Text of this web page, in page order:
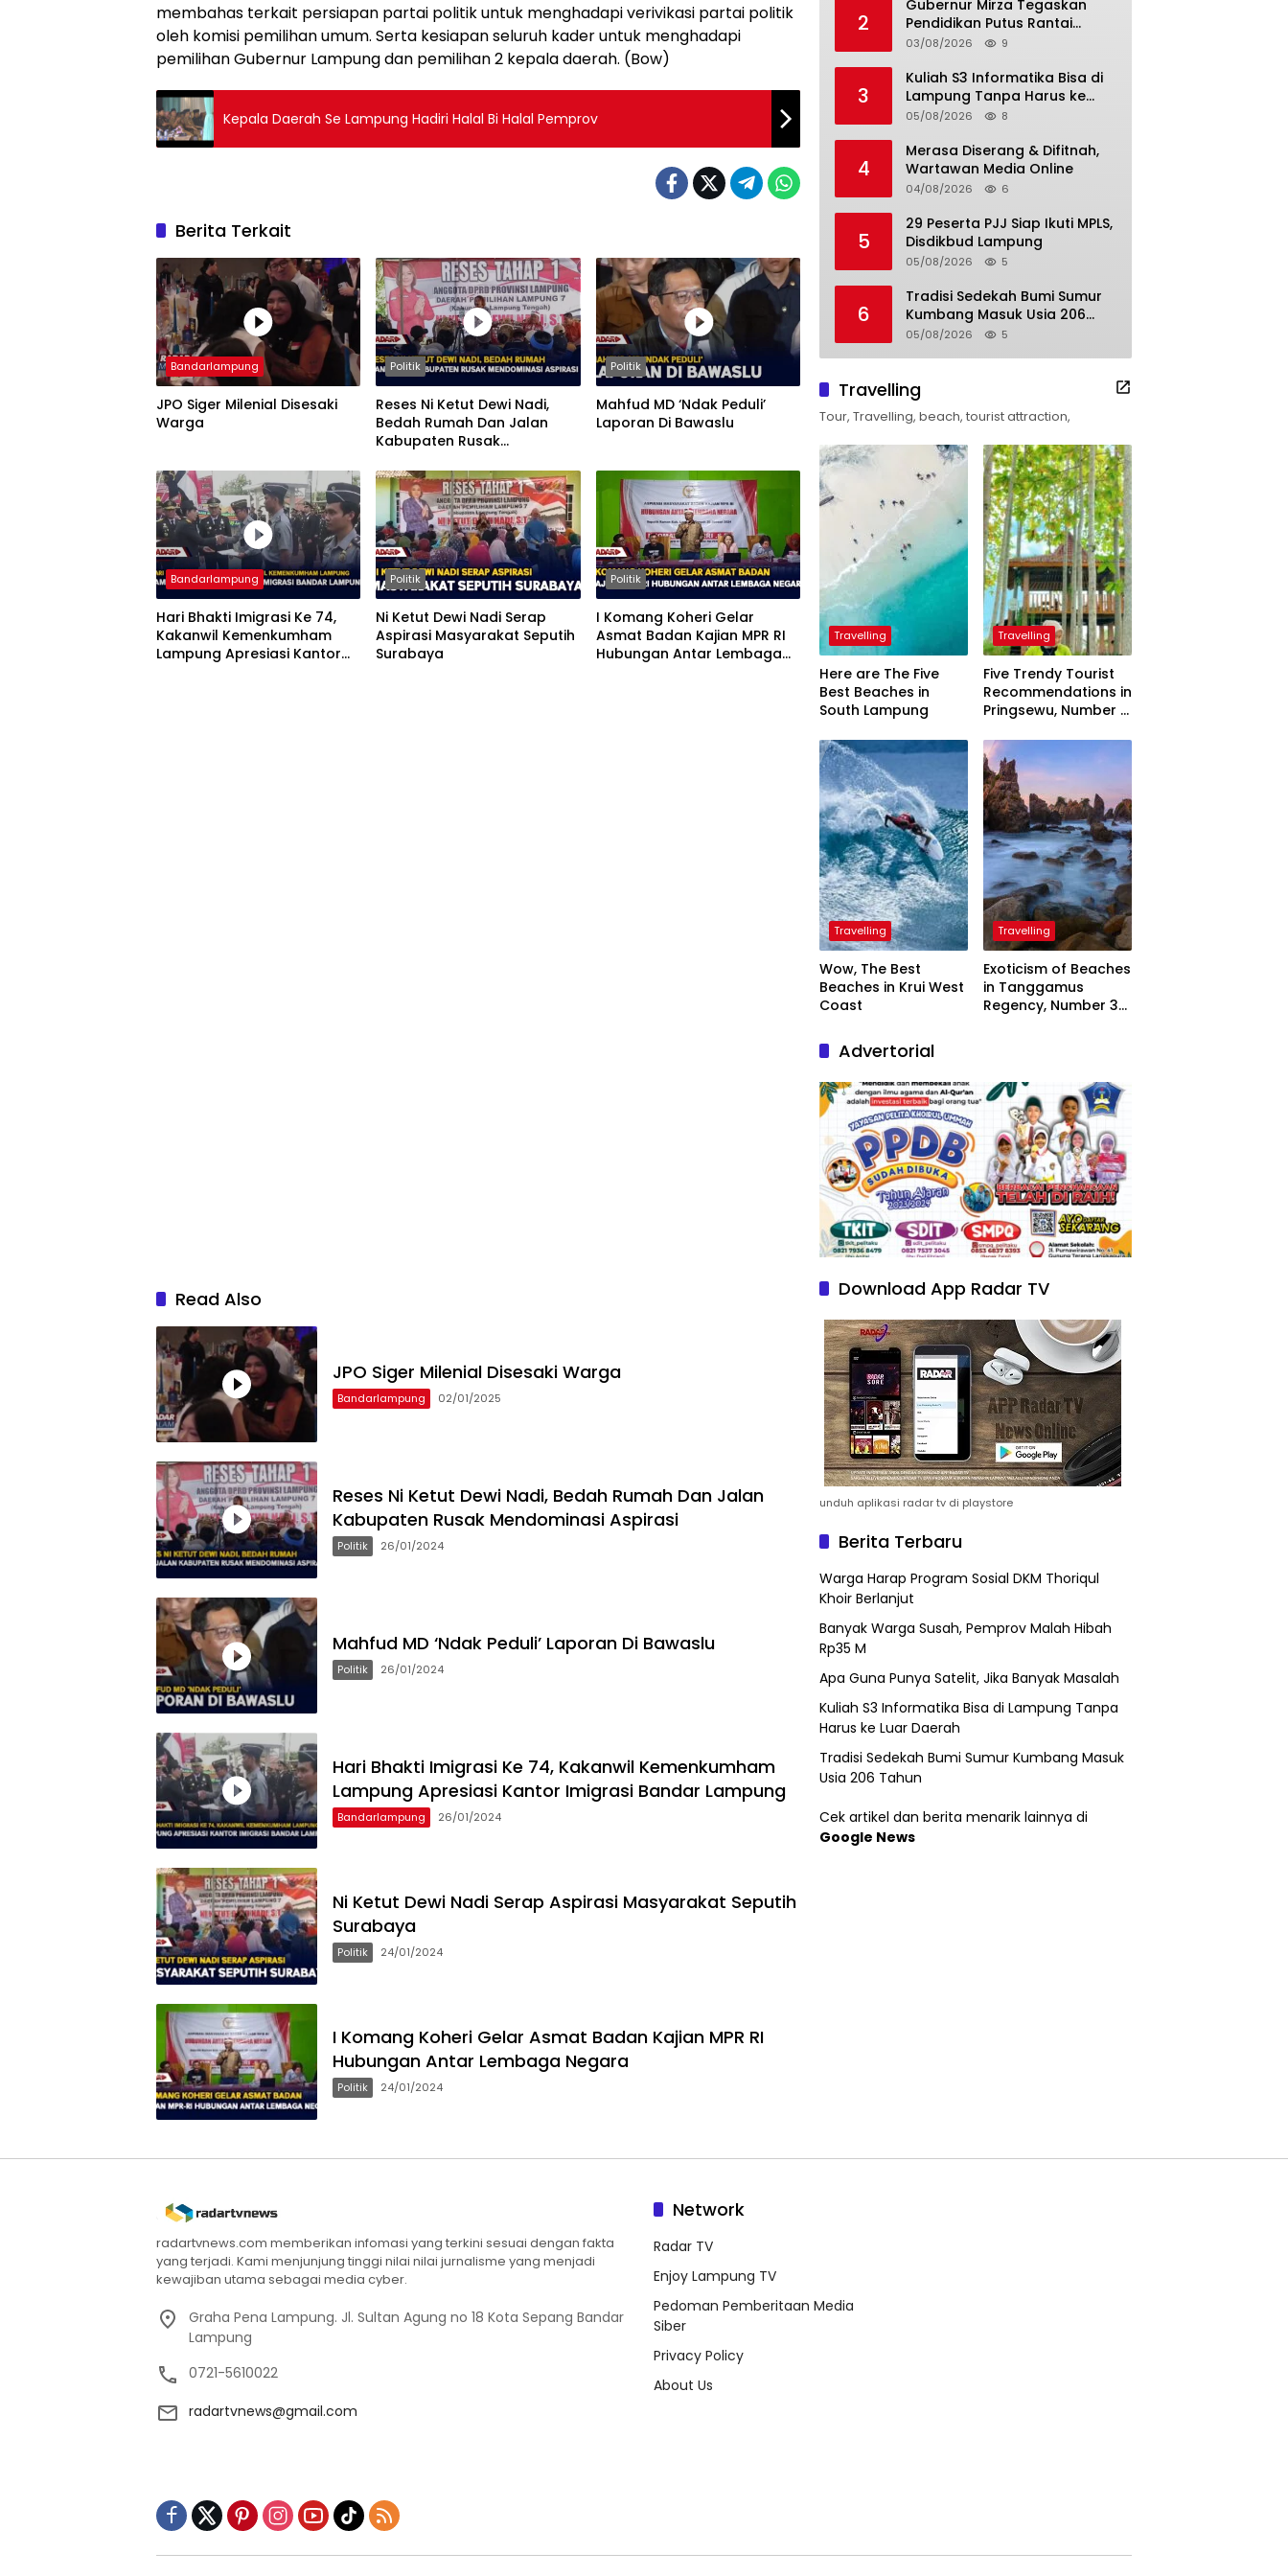
membahas terkait persiapan partai politik untuk menghadapi verivikasi partai politik
oleh komisi pemilihan umum. Serta kesiapan seluruh kader untuk menghadapi
pemilihan Gubernur Lampung dan pemilihan 2 kepala daerah. (Bow)
Kepala Daerah Se Lampung Hadiri Halal Bi Halal Pemprov
Berita Terkait
Bandarlampung
JPO Siger Milenial Disesaki
Warga
Politik
Reses Ni Ketut Dewi Nadi,
Bedah Rumah Dan Jalan
Kabupaten Rusak
Politik
Mahfud MD ‘Ndak Peduli’
Laporan Di Bawaslu
Bandarlampung
Hari Bhakti Imigrasi Ke 74,
Kakanwil Kemenkumham
Lampung Apresiasi Kantor
Politik
Ni Ketut Dewi Nadi Serap
Aspirasi Masyarakat Seputih
Surabaya
Politik
I Komang Koheri Gelar
Asmat Badan Kajian MPR RI
Hubungan Antar Lembaga
Read Also
JPO Siger Milenial Disesaki Warga
Bandarlampung 02/01/2025
Reses Ni Ketut Dewi Nadi, Bedah Rumah Dan Jalan
Kabupaten Rusak Mendominasi Aspirasi
Politik 26/01/2024
Mahfud MD ‘Ndak Peduli’ Laporan Di Bawaslu
Politik 26/01/2024
Hari Bhakti Imigrasi Ke 74, Kakanwil Kemenkumham
Lampung Apresiasi Kantor Imigrasi Bandar Lampung
Bandarlampung 26/01/2024
Ni Ketut Dewi Nadi Serap Aspirasi Masyarakat Seputih
Surabaya
Politik 24/01/2024
I Komang Koheri Gelar Asmat Badan Kajian MPR RI
Hubungan Antar Lembaga Negara
Politik 24/01/2024
2
Gubernur Mirza Tegaskan
Pendidikan Putus Rantai
Kemiskinan
03/08/2026 9
3
Kuliah S3 Informatika Bisa di
Lampung Tanpa Harus ke
Luar Daerah
05/08/2026 8
4
Merasa Diserang & Difitnah,
Wartawan Media Online
04/08/2026 6
5
29 Peserta PJJ Siap Ikuti MPLS,
Disdikbud Lampung
05/08/2026 5
6
Tradisi Sedekah Bumi Sumur
Kumbang Masuk Usia 206
Tahun
05/08/2026 5
Travelling
Tour, Travelling, beach, tourist attraction,
Travelling
Here are The Five
Best Beaches in
South Lampung
Travelling
Five Trendy Tourist
Recommendations in
Pringsewu, Number 3
President
Travelling
Wow, The Best
Beaches in Krui West
Coast
Travelling
Exoticism of Beaches
in Tanggamus
Regency, Number 3
Advertorial
Download App Radar TV
unduh aplikasi radar tv di playstore
Berita Terbaru
Warga Harap Program Sosial DKM Thoriqul
Khoir Berlanjut
Banyak Warga Susah, Pemprov Malah Hibah
Rp35 M
Apa Guna Punya Satelit, Jika Banyak Masalah
Kuliah S3 Informatika Bisa di Lampung Tanpa
Harus ke Luar Daerah
Tradisi Sedekah Bumi Sumur Kumbang Masuk
Usia 206 Tahun
Cek artikel dan berita menarik lainnya di
Google News
radartvnews.com memberikan infomasi yang terkini sesuai dengan fakta
yang terjadi. Kami menjunjung tinggi nilai nilai jurnalisme yang menjadi
kewajiban utama sebagai media cyber.
Graha Pena Lampung. Jl. Sultan Agung no 18 Kota Sepang Bandar
Lampung
0721-5610022
radartvnews@gmail.com
Network
Radar TV
Enjoy Lampung TV
Pedoman Pemberitaan Media
Siber
Privacy Policy
About Us